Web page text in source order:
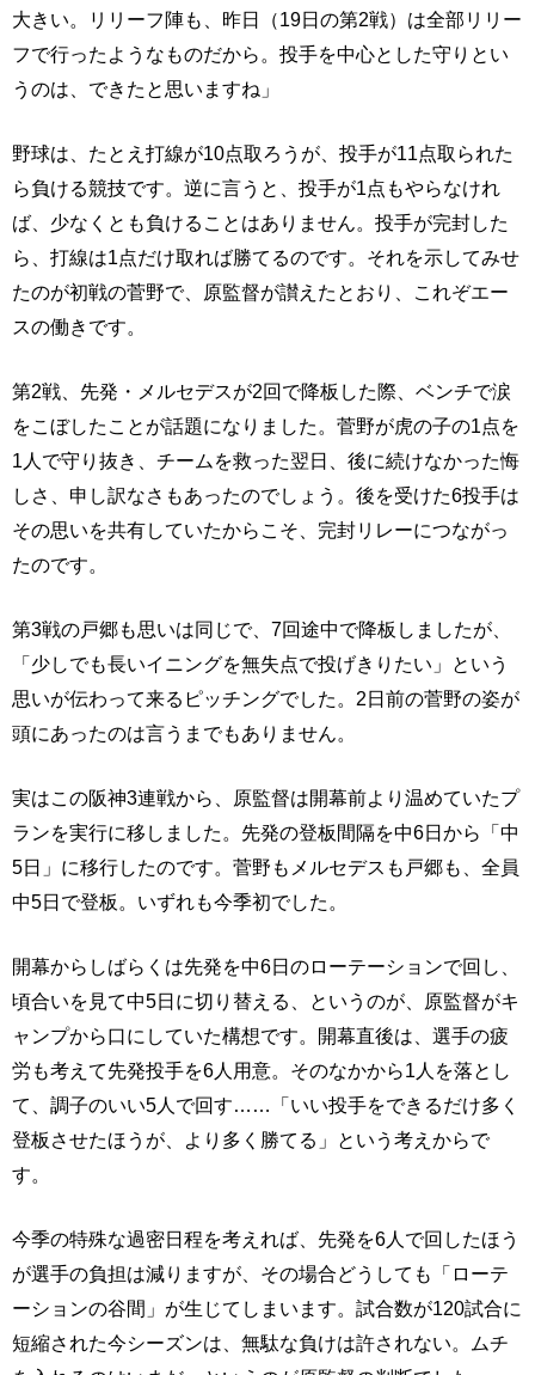
大きい。リリーフ陣も、昨日（19日の第2戦）は全部リリー
フで行ったようなものだから。投手を中心とした守りとい
うのは、できたと思いますね」
野球は、たとえ打線が10点取ろうが、投手が11点取られた
ら負ける競技です。逆に言うと、投手が1点もやらなけれ
ば、少なくとも負けることはありません。投手が完封した
ら、打線は1点だけ取れば勝てるのです。それを示してみせ
たのが初戦の菅野で、原監督が讃えたとおり、これぞエー
スの働きです。
第2戦、先発・メルセデスが2回で降板した際、ベンチで涙
をこぼしたことが話題になりました。菅野が虎の子の1点を
1人で守り抜き、チームを救った翌日、後に続けなかった悔
しさ、申し訳なさもあったのでしょう。後を受けた6投手は
その思いを共有していたからこそ、完封リレーにつながっ
たのです。
第3戦の戸郷も思いは同じで、7回途中で降板しましたが、
「少しでも長いイニングを無失点で投げきりたい」という
思いが伝わって来るピッチングでした。2日前の菅野の姿が
頭にあったのは言うまでもありません。
実はこの阪神3連戦から、原監督は開幕前より温めていたプ
ランを実行に移しました。先発の登板間隔を中6日から「中
5日」に移行したのです。菅野もメルセデスも戸郷も、全員
中5日で登板。いずれも今季初でした。
開幕からしばらくは先発を中6日のローテーションで回し、
頃合いを見て中5日に切り替える、というのが、原監督がキ
ャンプから口にしていた構想です。開幕直後は、選手の疲
労も考えて先発投手を6人用意。そのなかから1人を落とし
て、調子のいい5人で回す……「いい投手をできるだけ多く
登板させたほうが、より多く勝てる」という考えからで
す。
今季の特殊な過密日程を考えれば、先発を6人で回したほう
が選手の負担は減りますが、その場合どうしても「ローテ
ーションの谷間」が生じてしまいます。試合数が120試合に
短縮された今シーズンは、無駄な負けは許されない。ムチ